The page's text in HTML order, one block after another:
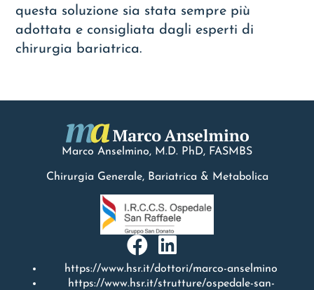
questa soluzione sia stata sempre più
adottata e consigliata dagli esperti di
chirurgia bariatrica.
Marco Anselmino, M.D. PhD, FASMBS
Chirurgia Generale, Bariatrica & Metabolica
https://www.hsr.it/dottori/marco-anselmino
https://www.hsr.it/strutture/ospedale-san-